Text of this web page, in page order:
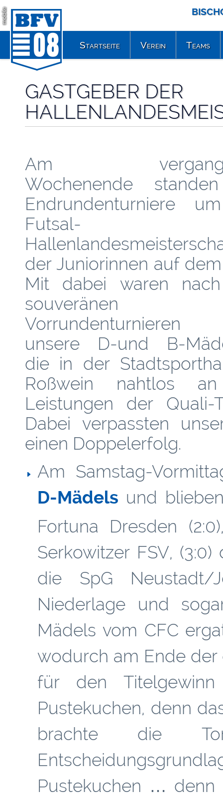
mobile
GASTGEBER DER
Am
Wochenende
Endrundenturniere
Futsal-
der Juniorinnen auf
Mit dabei waren
souveränen
Vorrundenturnieren
unsere D-und B-
die in der
Roßwein nahtlos
Leistungen der Quali-
Dabei verpassten
einen Doppelerfolg.
Am Samstag-
D-Mädels und
Fortuna Dresden
Serkowitzer FSV,
die SpG Neustadt/
Niederlage und
Mädels vom CFC
wodurch am Ende der
für den
Pustekuchen, denn
brachte die
Pustekuchen … denn
Startseite Verein Teams